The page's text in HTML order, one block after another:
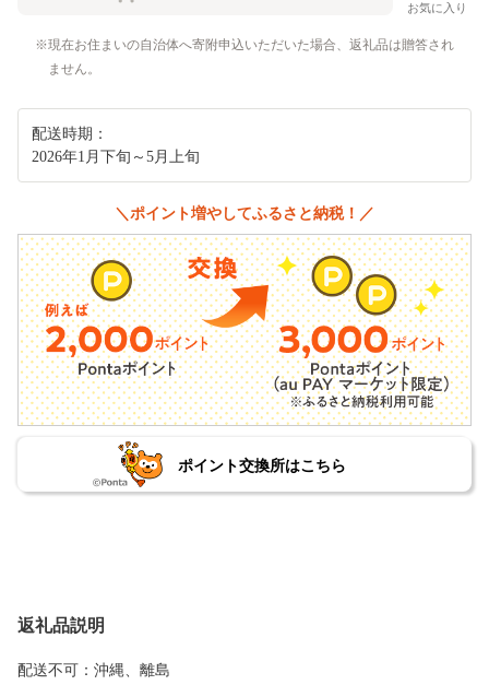
お気に入り
現在お住まいの自治体へ寄附申込いただいた場合、返礼品は贈答され
ません。
配送時期：
2026年1月下旬～5月上旬
＼ポイント増やしてふるさと納税！／
ポイント交換所はこちら
返礼品説明
配送不可：沖縄、離島